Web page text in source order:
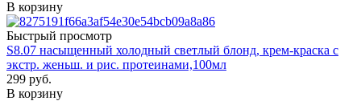
В корзину
Быстрый просмотр
S8.07 насыщенный холодный светлый блонд, крем-краска с
экстр. женьш. и рис. протеинами,100мл
299 руб.
В корзину